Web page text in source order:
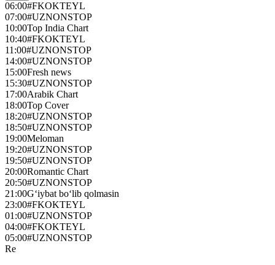
06:00#FKOKTEYL
07:00#UZNONSTOP
10:00Top India Chart
10:40#FKOKTEYL
11:00#UZNONSTOP
14:00#UZNONSTOP
15:00Fresh news
15:30#UZNONSTOP
17:00Arabik Chart
18:00Top Cover
18:20#UZNONSTOP
18:50#UZNONSTOP
19:00Meloman
19:20#UZNONSTOP
19:50#UZNONSTOP
20:00Romantic Chart
20:50#UZNONSTOP
21:00G‘iybat bo‘lib qolmasin
23:00#FKOKTEYL
01:00#UZNONSTOP
04:00#FKOKTEYL
05:00#UZNONSTOP
Re